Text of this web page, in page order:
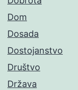
Dom
Dosada
Dostojanstvo
Društvo
Država